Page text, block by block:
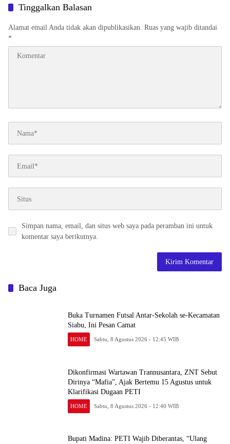
Tinggalkan Balasan
Alamat email Anda tidak akan dipublikasikan. Ruas yang wajib ditandai
*
Simpan nama, email, dan situs web saya pada peramban ini untuk
komentar saya berikutnya.
Baca Juga
Buka Turnamen Futsal Antar-Sekolah se-Kecamatan
Siabu, Ini Pesan Camat
HOME Sabtu, 8 Agustus 2026 - 12:45 WIB
Dikonfirmasi Wartawan Trannusantara, ZNT Sebut
Dirinya “Mafia”, Ajak Bertemu 15 Agustus untuk
Klarifikasi Dugaan PETI
HOME Sabtu, 8 Agustus 2026 - 12:40 WIB
Bupati Madina: PETI Wajib Diberantas, “Ulang